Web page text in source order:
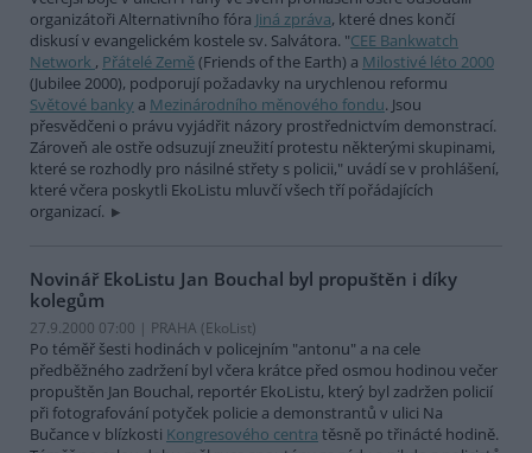
organizátoři Alternativního fóra Jiná zpráva, které dnes končí
diskusí v evangelickém kostele sv. Salvátora. "CEE Bankwatch
Network , Přátelé Země(Friends of the Earth) a Milostivé léto 2000
(Jubilee 2000), podporují požadavky na urychlenou reformu
Světové banky a Mezinárodního měnového fondu. Jsou
přesvědčeni o právu vyjádřit názory prostřednictvím demonstrací.
Zároveň ale ostře odsuzují zneužití protestu některými skupinami,
které se rozhodly pro násilné střety s policii," uvádí se v prohlášení,
které včera poskytli EkoListu mluvčí všech tří pořádajících
organizací.
Novinář EkoListu Jan Bouchal byl propuštěn i díky
kolegům
27.9.2000 07:00 | PRAHA (EkoList)
Po téměř šesti hodinách v policejním "antonu" a na cele
předběžného zadržení byl včera krátce před osmou hodinou večer
propuštěn Jan Bouchal, reportér EkoListu, který byl zadržen policií
při fotografování potyček policie a demonstrantů v ulici Na
Bučance v blízkosti Kongresového centra těsně po třinácté hodině.